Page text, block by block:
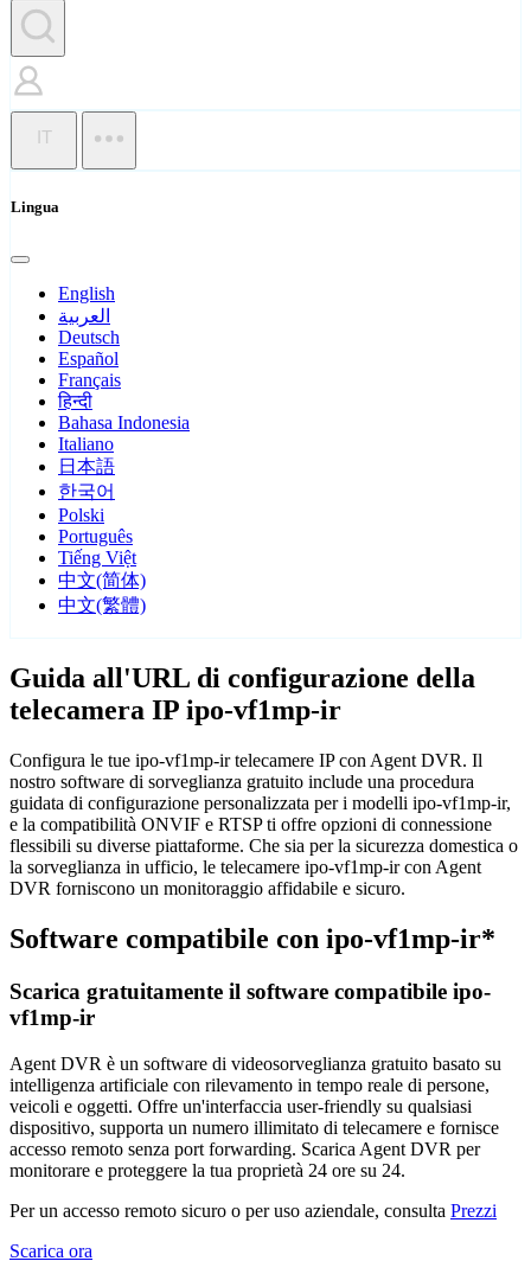
IT
Lingua
English
العربية
Deutsch
Español
Français
हिन्दी
Bahasa Indonesia
Italiano
日本語
한국어
Polski
Português
Tiếng Việt
中文(简体)
中文(繁體)
Guida all'URL di configurazione della
telecamera IP ipo-vf1mp-ir
Configura le tue ipo-vf1mp-ir telecamere IP con Agent DVR. Il
nostro software di sorveglianza gratuito include una procedura
guidata di configurazione personalizzata per i modelli ipo-vf1mp-ir,
e la compatibilità ONVIF e RTSP ti offre opzioni di connessione
flessibili su diverse piattaforme. Che sia per la sicurezza domestica o
la sorveglianza in ufficio, le telecamere ipo-vf1mp-ir con Agent
DVR forniscono un monitoraggio affidabile e sicuro.
Software compatibile con ipo-vf1mp-ir*
Scarica gratuitamente il software compatibile ipo-
vf1mp-ir
Agent DVR è un software di videosorveglianza gratuito basato su
intelligenza artificiale con rilevamento in tempo reale di persone,
veicoli e oggetti. Offre un'interfaccia user-friendly su qualsiasi
dispositivo, supporta un numero illimitato di telecamere e fornisce
accesso remoto senza port forwarding. Scarica Agent DVR per
monitorare e proteggere la tua proprietà 24 ore su 24.
Per un accesso remoto sicuro o per uso aziendale, consulta Prezzi
Scarica ora